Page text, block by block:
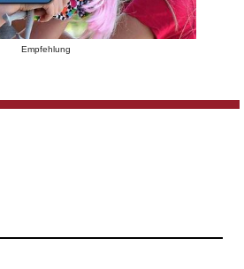
Empfehlung